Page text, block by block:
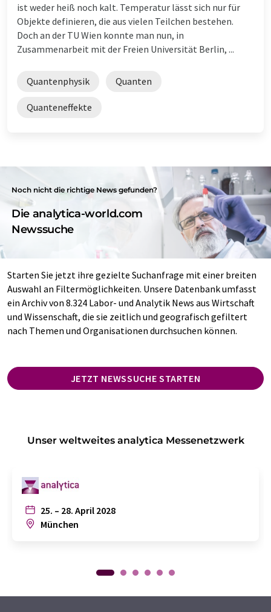
ist weder heiß noch kalt. Temperatur lässt sich nur für
Objekte definieren, die aus vielen Teilchen bestehen.
Doch an der TU Wien konnte man nun, in
Zusammenarbeit mit der Freien Universität Berlin, ...
Quantenphysik Quanten
Quanteneffekte
Noch nicht die richtige News gefunden?
Die analytica-world.com
Newssuche
Starten Sie jetzt ihre gezielte Suchanfrage mit einer breiten
Auswahl an Filtermöglichkeiten. Unsere Datenbank umfasst
ein Archiv von 8.324 Labor- und Analytik News aus Wirtschaft
und Wissenschaft, die sie zeitlich und geografisch gefiltert
nach Themen und Organisationen durchsuchen können.
JETZT NEWSSUCHE STARTEN
Unser weltweites analytica Messenetzwerk
25. – 28. April 2028
München